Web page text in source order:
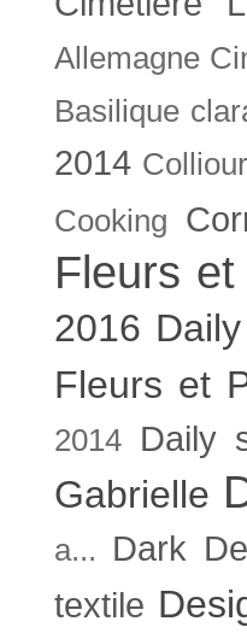
Allemagne
Basilique
2014
Cooking
Fleurs
2016
Fleurs et
2014
Daily
Gabrielle
a... Dark
textile